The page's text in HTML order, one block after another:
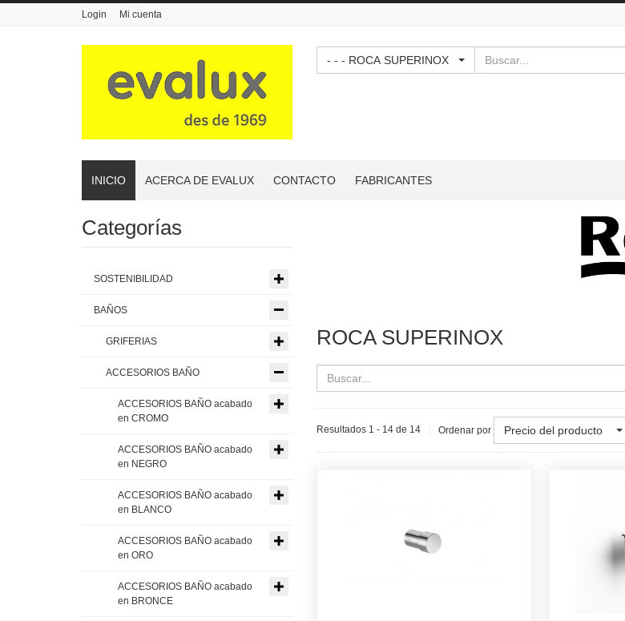
Login Mi cuenta
- - - ROCA SUPERINOX
INICIO ACERCA DE EVALUX CONTACTO FABRICANTES
ROCA SUPERINOX
Resultados 1 - 14 de 14 Ordenar por Precio del producto
Categorías
SOSTENIBILIDAD
BAÑOS
GRIFERIAS
ACCESORIOS BAÑO
ACCESORIOS BAÑO acabado
en CROMO
ACCESORIOS BAÑO acabado
en NEGRO
ACCESORIOS BAÑO acabado
en BLANCO
ACCESORIOS BAÑO acabado
en ORO
ACCESORIOS BAÑO acabado
en BRONCE